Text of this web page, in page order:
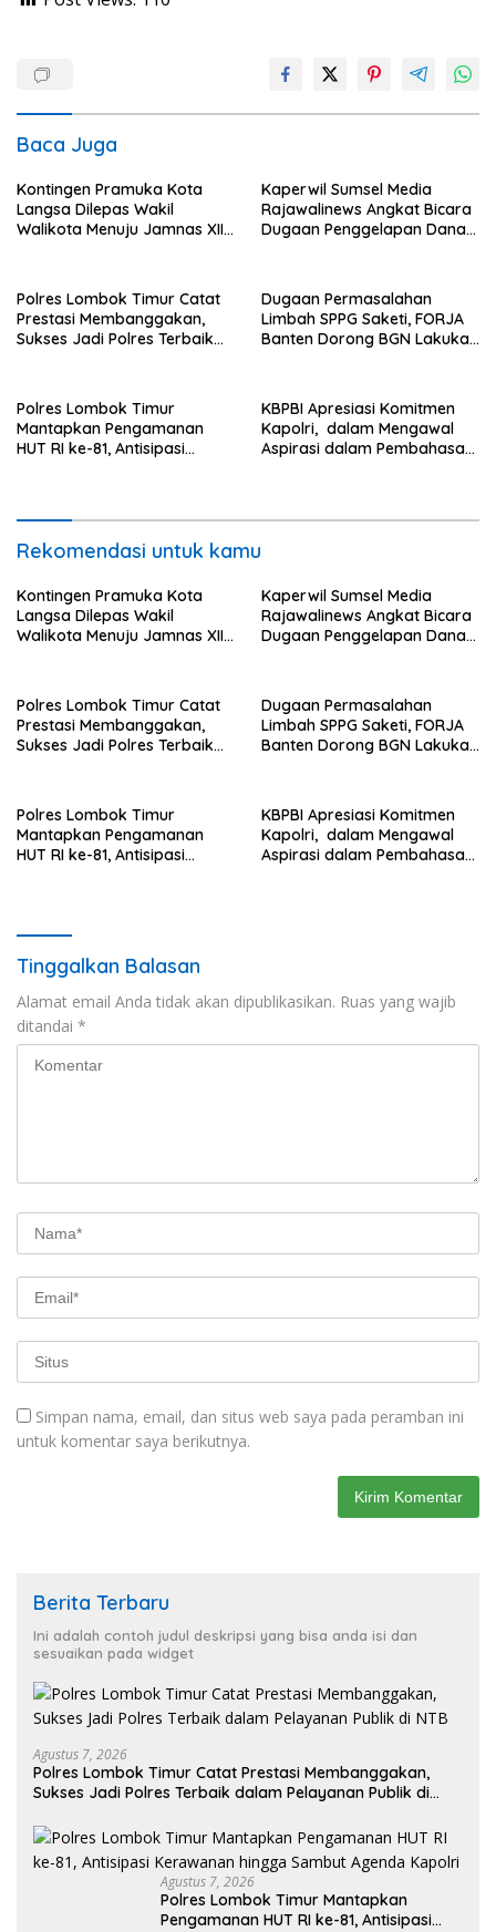
Baca Juga
Kontingen Pramuka Kota
Langsa Dilepas Wakil
Walikota Menuju Jamnas XII
Kaperwil Sumsel Media
Rajawalinews Angkat Bicara
Dugaan Penggelapan Dana
Hilang 3 Bulan Bawa
Anggaran Pembangunan
Polres Lombok Timur Catat
Prestasi Membanggakan,
Sukses Jadi Polres Terbaik
Dugaan Permasalahan
Limbah SPPG Saketi, FORJA
Banten Dorong BGN Lakukan
Polres Lombok Timur
Mantapkan Pengamanan
HUT RI ke-81, Antisipasi
KBPBI Apresiasi Komitmen
Kapolri, dalam Mengawal
Aspirasi dalam Pembahasan
Rekomendasi untuk kamu
Kontingen Pramuka Kota
Langsa Dilepas Wakil
Walikota Menuju Jamnas XII
Kaperwil Sumsel Media
Rajawalinews Angkat Bicara
Dugaan Penggelapan Dana
Hilang 3 Bulan Bawa
Anggaran Pembangunan
Polres Lombok Timur Catat
Prestasi Membanggakan,
Sukses Jadi Polres Terbaik
Dugaan Permasalahan
Limbah SPPG Saketi, FORJA
Banten Dorong BGN Lakukan
Polres Lombok Timur
Mantapkan Pengamanan
HUT RI ke-81, Antisipasi
KBPBI Apresiasi Komitmen
Kapolri, dalam Mengawal
Aspirasi dalam Pembahasan
Tinggalkan Balasan
Alamat email Anda tidak akan dipublikasikan. Ruas yang wajib
ditandai *
Simpan nama, email, dan situs web saya pada peramban ini
untuk komentar saya berikutnya.
Berita Terbaru
Ini adalah contoh judul deskripsi yang bisa anda isi dan
sesuaikan pada widget
Agustus 7, 2026
Polres Lombok Timur Catat Prestasi Membanggakan,
Sukses Jadi Polres Terbaik dalam Pelayanan Publik di
Agustus 7, 2026
Polres Lombok Timur Mantapkan
Pengamanan HUT RI ke-81, Antisipasi